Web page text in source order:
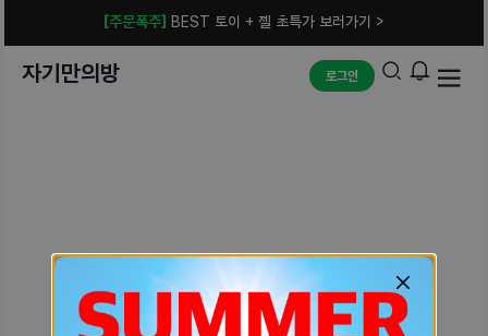
[주문폭주] BEST 토이 + 젤 초특가 보러가기 >
자기만의방 로그인